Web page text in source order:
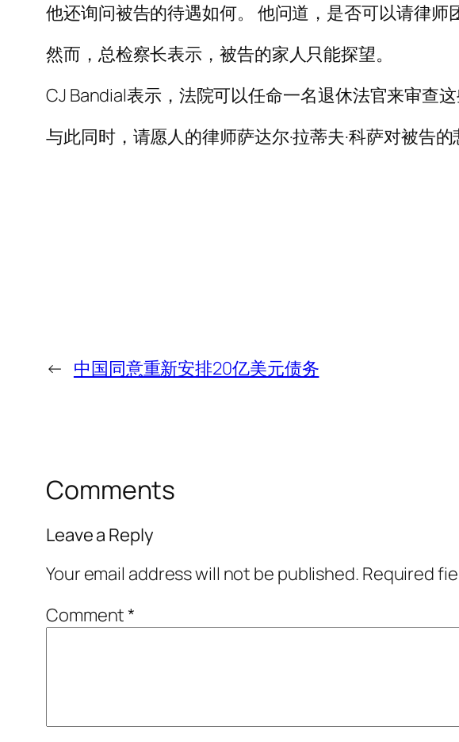
他还询问被告的待遇如何。 他问道，是否可以请律师
然而，总检察长表示，被告的家人只能探望。
CJ Bandial表示，法院可以任命一名退休法官来审查这
与此同时，请愿人的律师萨达尔·拉蒂夫·科萨对被告的
← 中国同意重新安排20亿美元债务
Comments
Leave a Reply
Your email address will not be published. Required
Comment*